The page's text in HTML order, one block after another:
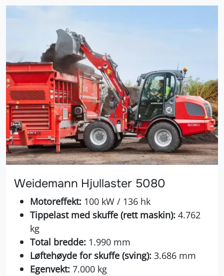
Weidemann Hjullaster 5080
Motoreffekt: 100 kW / 136 hk
Tippelast med skuffe (rett maskin): 4.762
kg
Total bredde: 1.990 mm
Løftehøyde for skuffe (sving): 3.686 mm
Egenvekt: 7.000 kg